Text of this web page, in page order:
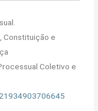
Constituição e
Coletivo e